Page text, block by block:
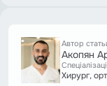
Автор
Акопян
Хирург,